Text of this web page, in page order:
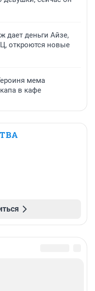
дает деньги Айзе,
откроются новые
мема
в кафе